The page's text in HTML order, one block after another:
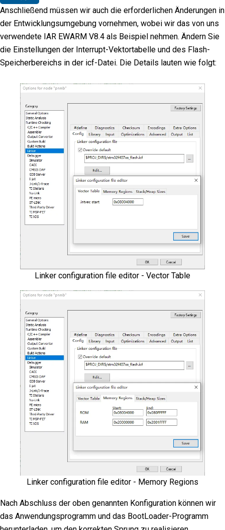
Anschließend müssen wir auch die erforderlichen Änderungen in
der Entwicklungsumgebung vornehmen, wobei wir das von uns
verwendete IAR EWARM V8.4 als Beispiel nehmen. Ändern Sie
die Einstellungen der Interrupt-Vektortabelle und des Flash-
Speicherbereichs in der icf-Datei. Die Details lauten wie folgt:
Linker configuration file editor - Vector Table
Linker configuration file editor - Memory Regions
Nach Abschluss der oben genannten Konfiguration können wir
das Anwendungsprogramm und das BootLoader-Programm